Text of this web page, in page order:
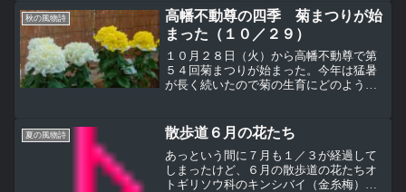
から山内の紅葉もそろそろ...
秋の風物詩
高幡不動尊の四季 菊まつりが始
まった（１０／２９）
１０月２８日（火）から高幡不動尊で第
５４回菊まつりが始まった。今年は猛暑
が長く続いたので菊の生育にどのように
多くない。不動堂前の展示エリアの菊は
まだ蕾の状態だった。毎年菊まつりの開
催直後はこんな感じ。
夏の風物詩 散歩道６月の花たち
あっという間に７月も１／３が経過して
しまったけど、６月の散歩道の花たちオ
トギリソウ科のキンシバイ（金糸梅）。